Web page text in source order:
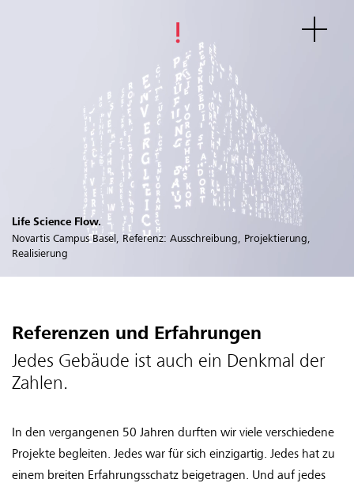
Life Science Flow.
Novartis Campus Basel, Referenz: Ausschreibung, Projektierung,
Realisierung
Referenzen und Erfahrungen
Jedes Gebäude ist auch ein Denkmal der
Zahlen.
In den vergangenen 50 Jahren durften wir viele verschiedene
Projekte begleiten. Jedes war für sich einzigartig. Jedes hat zu
einem breiten Erfahrungsschatz beigetragen. Und auf jedes